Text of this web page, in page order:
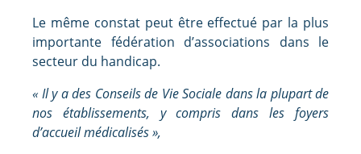
Le même constat peut être effectué par la plus
importante fédération d’associations dans le
secteur du handicap.
« Il y a des Conseils de Vie Sociale dans la plupart de
nos établissements, y compris dans les foyers
d’accueil médicalisés »,